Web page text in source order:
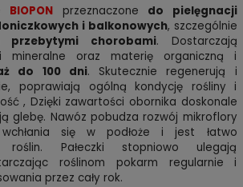
BIOPON przeznaczone do pielęgnacji
i balkonowych, szczególnie
przebytymi chorobami. Dostarczają
mineralne oraz materię organiczną i
do 100 dni. Skutecznie regenerują i
poprawiają ogólną kondycję rośliny i
, Dzięki zawartości obornika doskonale
glebę. Nawóz pobudza rozwój mikroflory
się w podłoże i jest łatwo
roślin. Pałeczki stopniowo ulegają
roślinom pokarm regularnie i
przez cały rok.